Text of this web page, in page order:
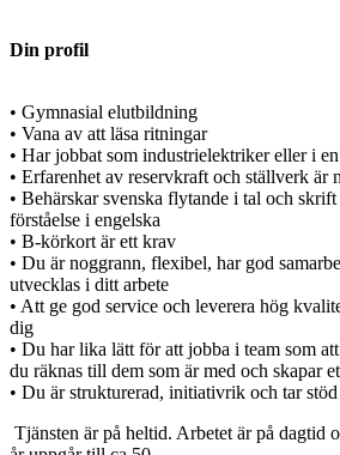
Din profil
• Gymnasial elutbildning
• Vana av att läsa ritningar
• Har jobbat som industrielektriker eller i
• Erfarenhet av reservkraft och ställverk är
• Behärskar svenska flytande i tal och
förståelse i engelska
• B-körkort är ett krav
• Du är noggrann, flexibel, har god
utvecklas i ditt arbete
• Att ge god service och leverera hög
dig
• Du har lika lätt för att jobba i team som
du räknas till dem som är med och skapar
• Du är strukturerad, initiativrik och tar
Tjänsten är på heltid. Arbetet är på dagtid